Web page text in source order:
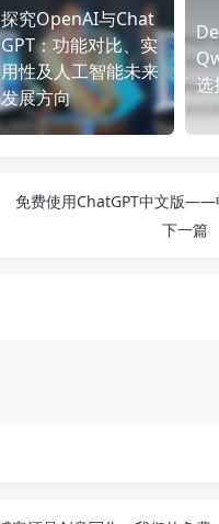
探究OpenAI与Chat
GPT：功能对比、实
用性及人工智能未来
发展方向
选
免费使用ChatGPT中文版——
下一篇